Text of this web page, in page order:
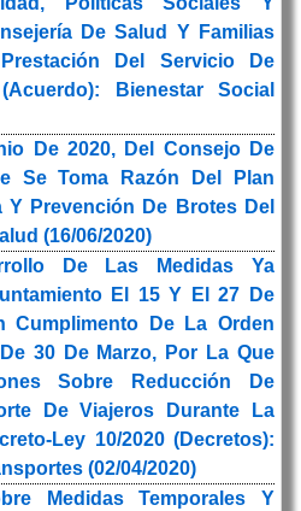
De Salud Y Familias
Del Servicio De
Bienestar Social
De 2020, Del Consejo De
Se Toma Razón Del Plan
Prevención De Brotes Del
(16/06/2020)
De Las Medidas Ya
El 15 Y El 27 De
Cumplimento De La Orden
30 De Marzo, Por La Que
Sobre Reducción De
De Viajeros Durante La
Ley 10/2020 (Decretos):
(02/04/2020)
Medidas Temporales Y